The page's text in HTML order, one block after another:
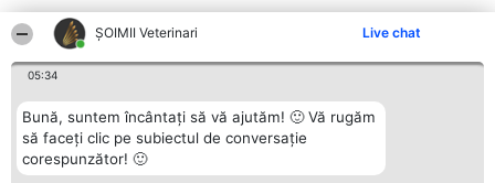
ȘOIMII Veterinari Live chat
05:34
Bună, suntem încântați să vă ajutăm! 🙂 Vă rugăm
să faceți clic pe subiectul de conversație
corespunzător! 🙂